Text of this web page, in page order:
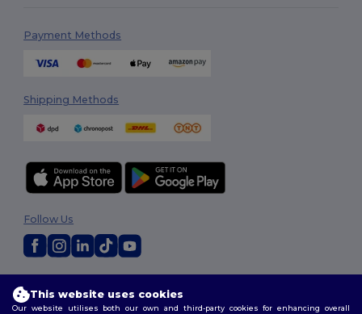
Payment Methods
Shipping Methods
Terms & Conditions|Customization Policy
Policy|Site Map
Follow Us
This website uses cookies
Our website utilises both our own and third-party cookies for enhancing overall